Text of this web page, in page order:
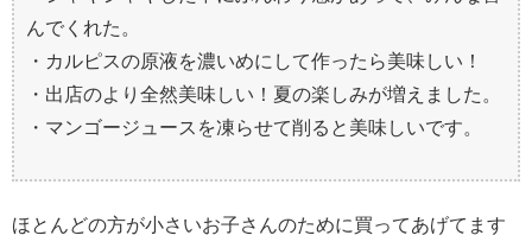
んでくれた。
・カルピスの原液を濃いめにして作ったら美味しい！
・出店のより全然美味しい！夏の楽しみが増えました。
・マンゴージュースを凍らせて削ると美味しいです。
ほとんどの方が小さいお子さんのために買ってあげてます